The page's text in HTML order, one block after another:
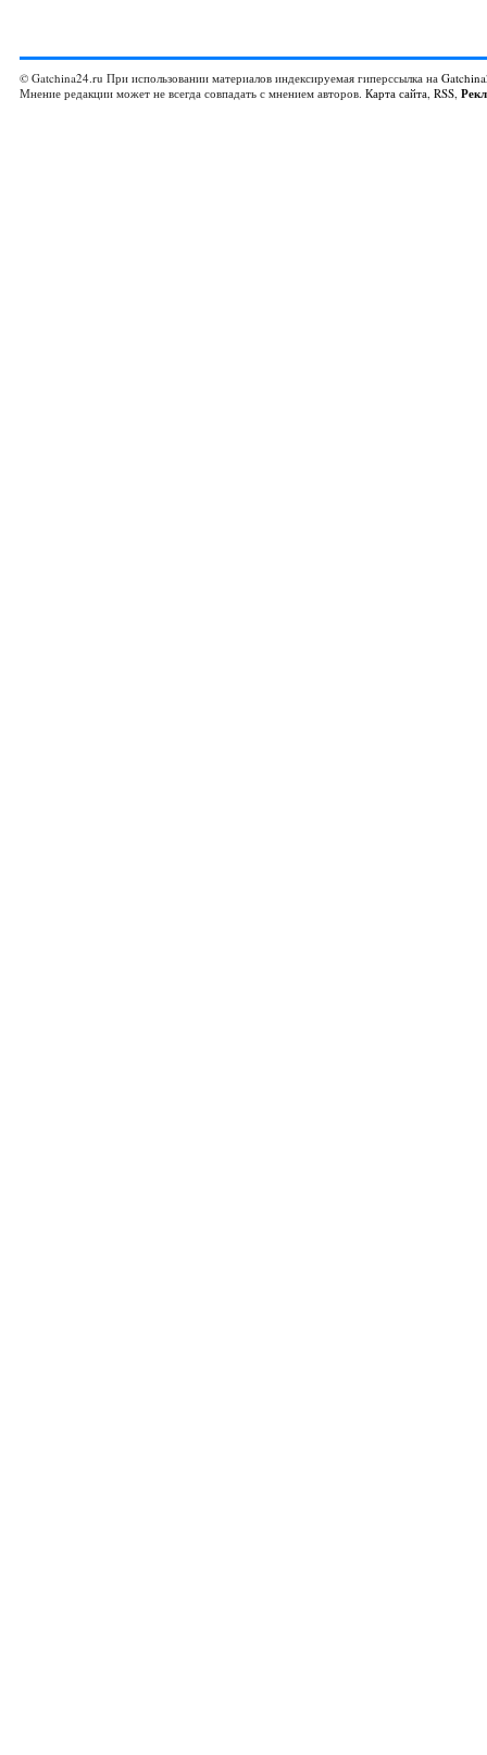
© Gatchina24.ru При использовании материалов индексируемая гиперссылка на
Мнение редакции может не всегда совпадать с мнением авторов. Карта сайта, RSS,